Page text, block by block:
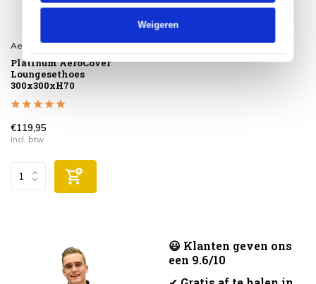
Weigeren
Aerocover
Platinum AeroCover
Loungesethoes
300x300xH70
€119,95
Incl. btw
😃 Klanten geven ons
een 9.6/10